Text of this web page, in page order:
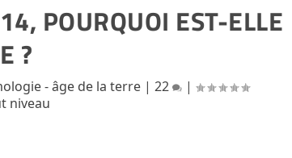
POURQUOI EST-ELLE
?
- âge de la terre| 22
|
niveau